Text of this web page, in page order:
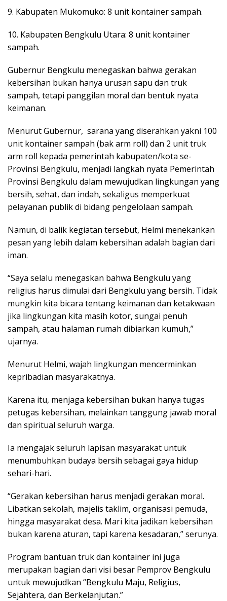
9. Kabupaten Mukomuko: 8 unit kontainer sampah.
10. Kabupaten Bengkulu Utara: 8 unit kontainer
sampah.
Gubernur Bengkulu menegaskan bahwa gerakan
kebersihan bukan hanya urusan sapu dan truk
sampah, tetapi panggilan moral dan bentuk nyata
keimanan.
Menurut Gubernur, sarana yang diserahkan yakni 100
unit kontainer sampah (bak arm roll) dan 2 unit truk
arm roll kepada pemerintah kabupaten/kota se-
Provinsi Bengkulu, menjadi langkah nyata Pemerintah
Provinsi Bengkulu dalam mewujudkan lingkungan yang
bersih, sehat, dan indah, sekaligus memperkuat
pelayanan publik di bidang pengelolaan sampah.
Namun, di balik kegiatan tersebut, Helmi menekankan
pesan yang lebih dalam kebersihan adalah bagian dari
iman.
“Saya selalu menegaskan bahwa Bengkulu yang
religius harus dimulai dari Bengkulu yang bersih. Tidak
mungkin kita bicara tentang keimanan dan ketakwaan
jika lingkungan kita masih kotor, sungai penuh
sampah, atau halaman rumah dibiarkan kumuh,”
ujarnya.
Menurut Helmi, wajah lingkungan mencerminkan
kepribadian masyarakatnya.
Karena itu, menjaga kebersihan bukan hanya tugas
petugas kebersihan, melainkan tanggung jawab moral
dan spiritual seluruh warga.
Ia mengajak seluruh lapisan masyarakat untuk
menumbuhkan budaya bersih sebagai gaya hidup
sehari-hari.
“Gerakan kebersihan harus menjadi gerakan moral.
Libatkan sekolah, majelis taklim, organisasi pemuda,
hingga masyarakat desa. Mari kita jadikan kebersihan
bukan karena aturan, tapi karena kesadaran,” serunya.
Program bantuan truk dan kontainer ini juga
merupakan bagian dari visi besar Pemprov Bengkulu
untuk mewujudkan “Bengkulu Maju, Religius,
Sejahtera, dan Berkelanjutan.”